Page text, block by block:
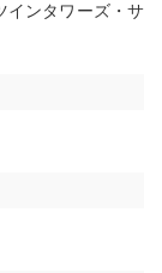
インタワーズ・サ